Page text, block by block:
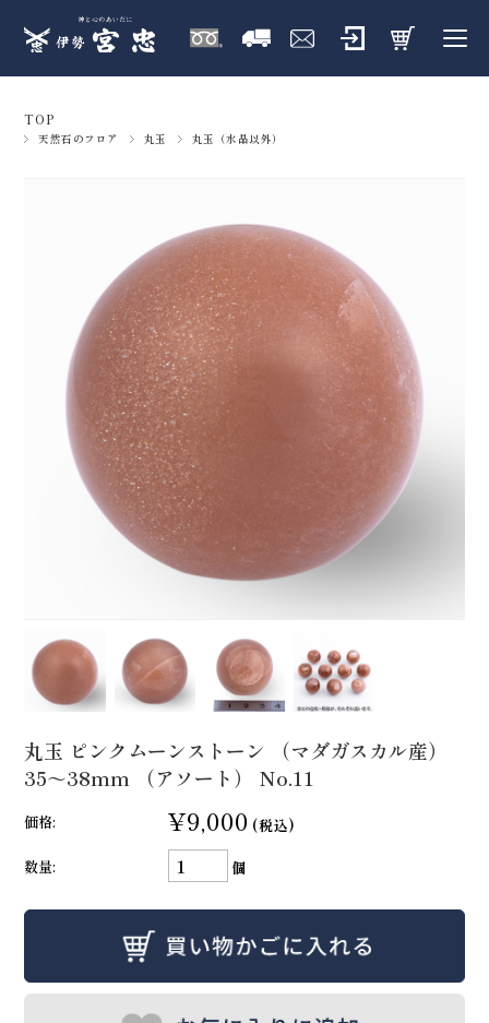
TOP
天然石のフロア 丸玉 丸玉（水晶以外）
丸玉 ピンクムーンストーン （マダガスカル産）
35～38mm （アソート） No.11
価格: ¥9,000 (税込)
数量:
個